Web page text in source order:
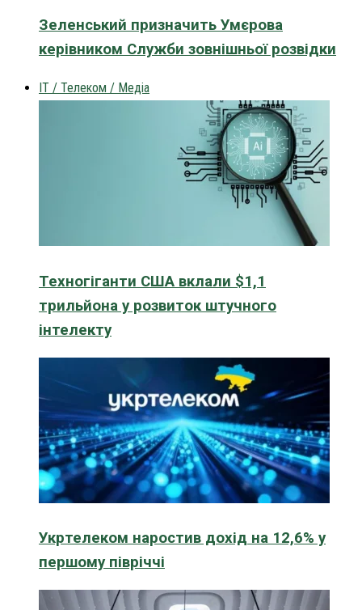
Зеленський призначить Умєрова
керівником Служби зовнішньої розвідки
IT / Телеком / Медіа
Техногіганти США вклали $1,1
трильйона у розвиток штучного
інтелекту
Укртелеком наростив дохід на 12,6% у
першому півріччі